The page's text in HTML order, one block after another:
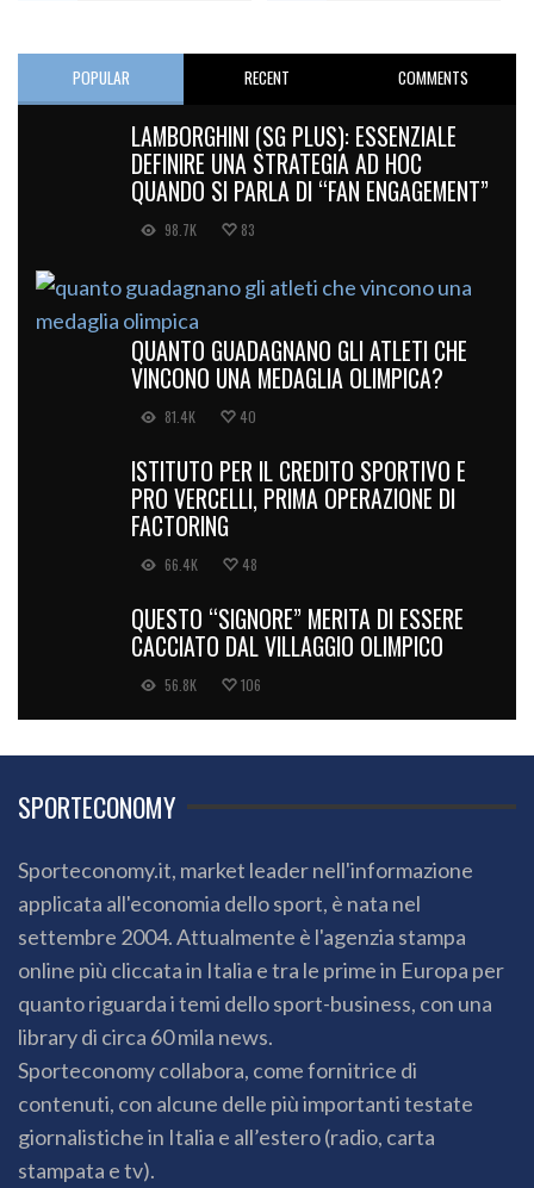
POPULAR RECENT COMMENTS
LAMBORGHINI (SG PLUS): ESSENZIALE
DEFINIRE UNA STRATEGIA AD HOC
QUANDO SI PARLA DI “FAN ENGAGEMENT”
98.7K 83
QUANTO GUADAGNANO GLI ATLETI CHE
VINCONO UNA MEDAGLIA OLIMPICA?
81.4K 40
ISTITUTO PER IL CREDITO SPORTIVO E
PRO VERCELLI, PRIMA OPERAZIONE DI
FACTORING
66.4K 48
QUESTO “SIGNORE” MERITA DI ESSERE
CACCIATO DAL VILLAGGIO OLIMPICO
56.8K 106
SPORTECONOMY
Sporteconomy.it, market leader nell'informazione
applicata all'economia dello sport, è nata nel
settembre 2004. Attualmente è l'agenzia stampa
online più cliccata in Italia e tra le prime in Europa per
quanto riguarda i temi dello sport-business, con una
library di circa 60 mila news.
Sporteconomy collabora, come fornitrice di
contenuti, con alcune delle più importanti testate
giornalistiche in Italia e all’estero (radio, carta
stampata e tv).